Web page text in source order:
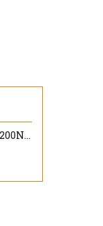
Mỏ lếch cân lực 200Nm Kanon N200HYK